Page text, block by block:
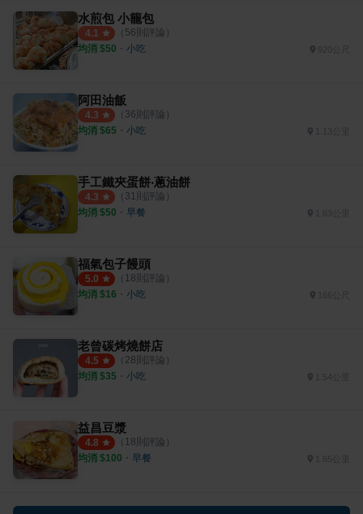
水煎包 小籠包
4.1 （ 56則評論）
均消 $50 ・ 小吃
阿田油飯
4.3 （ 36則評論）
均消 $65 ・ 小吃
手工鐵夾蛋餅‧蔥油餅
4.3 （ 31則評論）
均消 $50 ・ 早餐
福氣包子饅頭
5.0 （ 18則評論）
均消 $16 ・ 小吃
老曾碳烤燒餅店
4.5 （ 28則評論）
均消 $35 ・ 小吃 1.54公里
益昌豆漿
4.8 （ 18則評論）
均消 $100 ・ 早餐 1.65公里